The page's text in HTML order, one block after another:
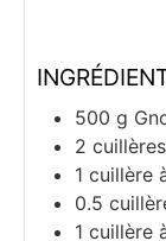
500 g
2
1 cuillère
0.5
1 cuillère